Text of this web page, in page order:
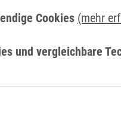
Cookies (mehr
und vergleichbare